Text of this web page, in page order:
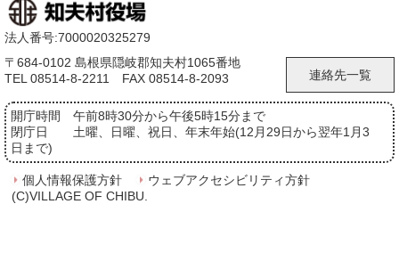
法人番号:7000020325279
〒684-0102 島根県隠岐郡知夫村1065番地
TEL 08514-8-2211 FAX 08514-8-2093
連絡先一覧
開庁時間
午前8時30分から午後5時15分まで
閉庁日
土曜、日曜、祝日、年末年始(12月29日から翌年1月3
日まで)
個人情報保護方針
ウェブアクセシビリティ方針
(C)VILLAGE OF CHIBU.